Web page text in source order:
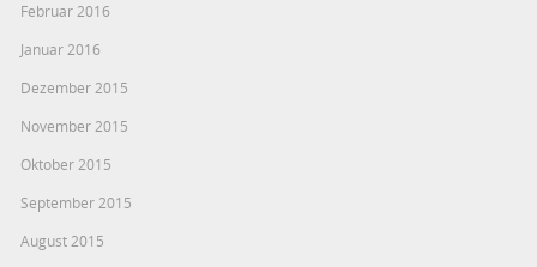
Februar 2016
Januar 2016
Dezember 2015
November 2015
Oktober 2015
September 2015
August 2015